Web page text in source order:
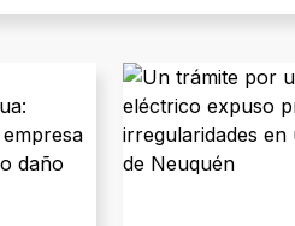
busca fortalecer el